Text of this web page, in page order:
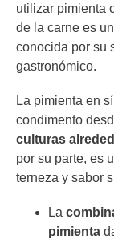
utilizar pimienta
de la carne es
conocida por su
gastronómico.
La pimienta en
condimento
culturas
por su parte, es
terneza y sabor
La
pimienta